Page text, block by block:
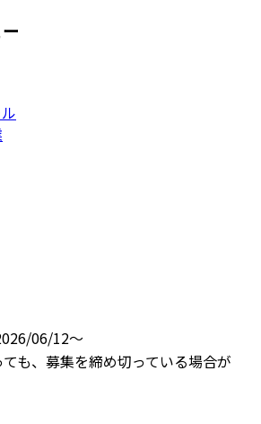
06/12～
も、募集を締め切っている場合が